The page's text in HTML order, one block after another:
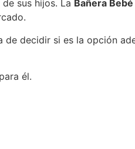
sus hijos. La Bañera
de decidir si es la opción
él.